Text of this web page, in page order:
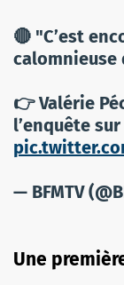
🔴 "C’est
calomnieuse
👉 Valérie
l’enquête
— BFMTV
Une